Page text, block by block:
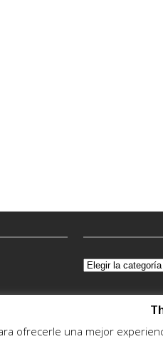
ofrecerle una mejor